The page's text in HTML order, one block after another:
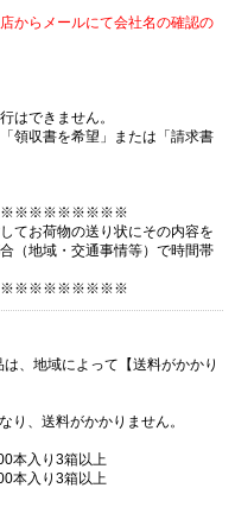
からメールにて会社名の確認の
はできません。
領収書を希望」または「請求書
てお荷物の送り状にその内容を
（地域・交通事情等）で時間帯
、地域によって【送料がかかり
り、送料がかかりません。
本入り3箱以上
本入り3箱以上